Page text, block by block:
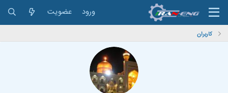
ورود عضویت
کاربران